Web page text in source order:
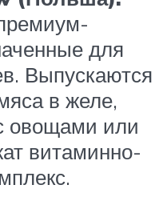
для
Выпускаются
в желе,
овощами или
витаминно-